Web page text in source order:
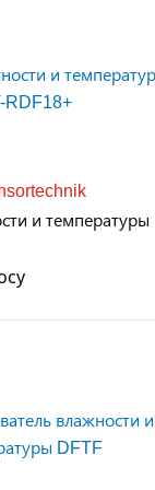
и температуры